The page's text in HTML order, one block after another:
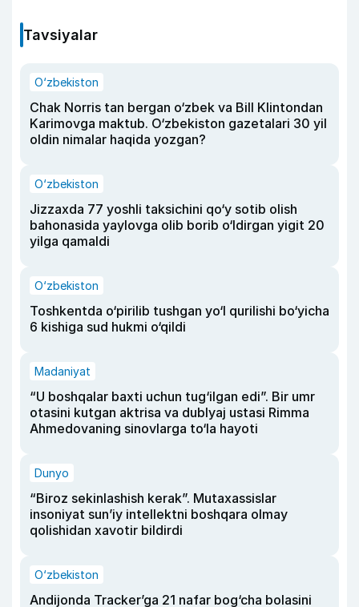
Tavsiyalar
O‘zbekiston
Chak Norris tan bergan o‘zbek va Bill Klintondan
Karimovga maktub. O‘zbekiston gazetalari 30 yil
oldin nimalar haqida yozgan?
O‘zbekiston
Jizzaxda 77 yoshli taksichini qo‘y sotib olish
bahonasida yaylovga olib borib o‘ldirgan yigit 20
yilga qamaldi
O‘zbekiston
Toshkentda o‘pirilib tushgan yo‘l qurilishi bo‘yicha
6 kishiga sud hukmi o‘qildi
Madaniyat
“U boshqalar baxti uchun tug‘ilgan edi”. Bir umr
otasini kutgan aktrisa va dublyaj ustasi Rimma
Ahmedovaning sinovlarga to‘la hayoti
Dunyo
“Biroz sekinlashish kerak”. Mutaxassislar
insoniyat sun’iy intellektni boshqara olmay
qolishidan xavotir bildirdi
O‘zbekiston
Andijonda Tracker’ga 21 nafar bog‘cha bolasini